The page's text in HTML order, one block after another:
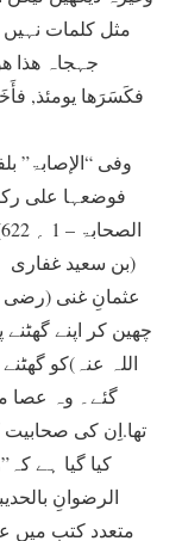
مثل کلمات
جہجاہ ھذا
فکَسَرَھا یومئذ,
فوضعہا علی
(بن سعید غفاری
عثمانِ غنی
چھین کر اپنے
اللہ عنہ)کو
گئے۔ وہ عصا
تھا.اِن کی صحابیت
کیا گیا ہے
متعدد کتب میں